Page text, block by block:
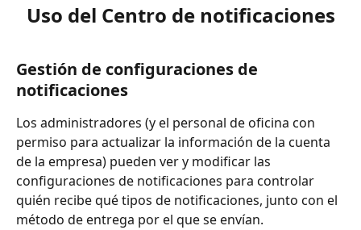
Uso del Centro de notificaciones
Gestión de configuraciones de
notificaciones
Los administradores (y el personal de oficina con
permiso para actualizar la información de la cuenta
de la empresa) pueden ver y modificar las
configuraciones de notificaciones para controlar
quién recibe qué tipos de notificaciones, junto con el
método de entrega por el que se envían.